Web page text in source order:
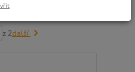
72 z 102
z 2další